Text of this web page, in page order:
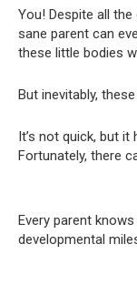
You! Despite all
sane parent can
these little bodies
But inevitably,
It’s not quick, but
Fortunately, there
Every parent
developmental